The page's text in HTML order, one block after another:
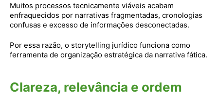
Muitos processos tecnicamente viáveis acabam
enfraquecidos por narrativas fragmentadas, cronologias
confusas e excesso de informações desconectadas.
Por essa razão, o storytelling jurídico funciona como
ferramenta de organização estratégica da narrativa fática.
Clareza, relevância e ordem